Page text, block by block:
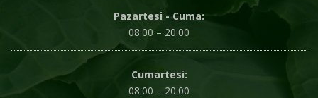
Pazartesi - Cuma:
08:00 – 20:00
Cumartesi:
08:00 – 20:00